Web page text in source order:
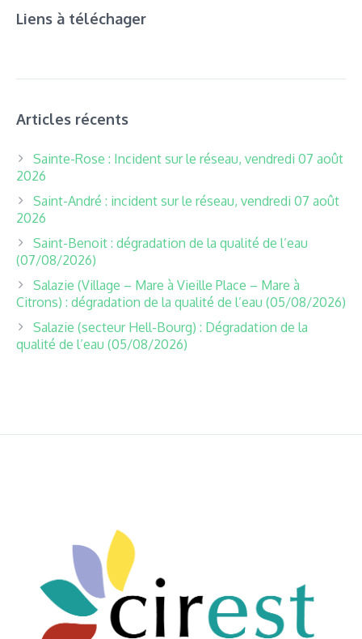
Liens à téléchager
Articles récents
Sainte-Rose : Incident sur le réseau, vendredi 07 août
2026
Saint-André : incident sur le réseau, vendredi 07 août
2026
Saint-Benoit : dégradation de la qualité de l’eau
(07/08/2026)
Salazie (Village – Mare à Vieille Place – Mare à
Citrons) : dégradation de la qualité de l’eau (05/08/2026)
Salazie (secteur Hell-Bourg) : Dégradation de la
qualité de l’eau (05/08/2026)